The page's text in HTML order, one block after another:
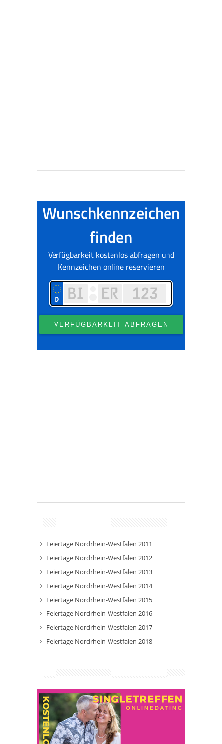
Feiertage Nordrhein-Westfalen 2011
Feiertage Nordrhein-Westfalen 2012
Feiertage Nordrhein-Westfalen 2013
Feiertage Nordrhein-Westfalen 2014
Feiertage Nordrhein-Westfalen 2015
Feiertage Nordrhein-Westfalen 2016
Feiertage Nordrhein-Westfalen 2017
Feiertage Nordrhein-Westfalen 2018